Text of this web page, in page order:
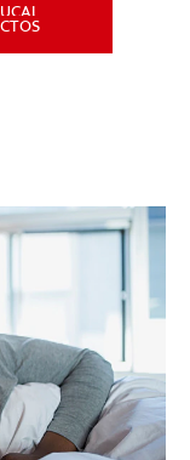
PROMOCIONES
HN (ES)
SUSCRÍBASE